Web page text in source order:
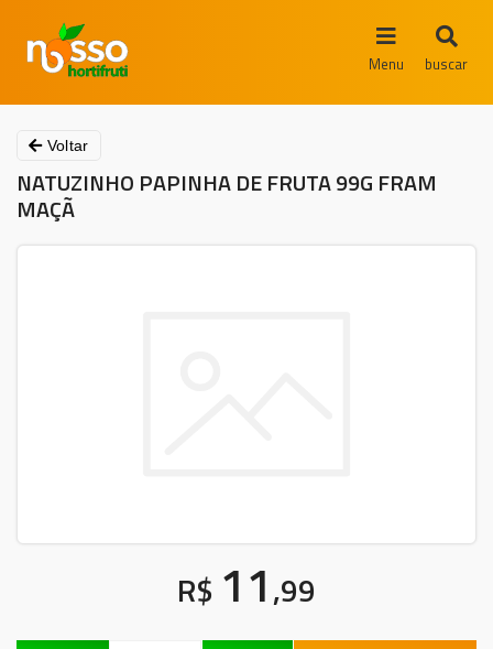
Menu buscar
Voltar
NATUZINHO PAPINHA DE FRUTA 99G FRAM
MAÇÃ
R$ 11,99